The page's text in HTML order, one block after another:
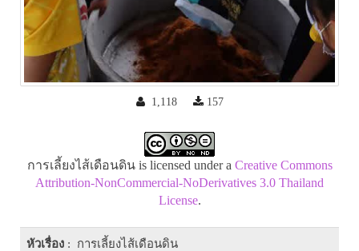
1,118 157
การเลี้ยงไส้เดือนดิน is licensed under a Creative Commons
Attribution-NonCommercial-NoDerivatives 3.0 Thailand
License.
หัวเรื่อง : การเลี้ยงไส้เดือนดิน